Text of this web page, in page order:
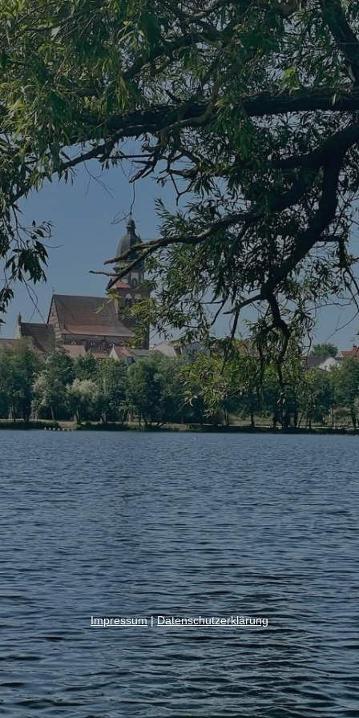
Impressum|Datenschutzerklärung